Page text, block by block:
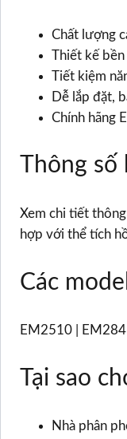
Chất lượng
Thiết kế
Tiết kiệm
Dễ lắp đặt,
Chính hãng
Thông số
Xem chi tiết
hợp với thể tích
Các
EM2510 |
Tại sao
Nhà phân